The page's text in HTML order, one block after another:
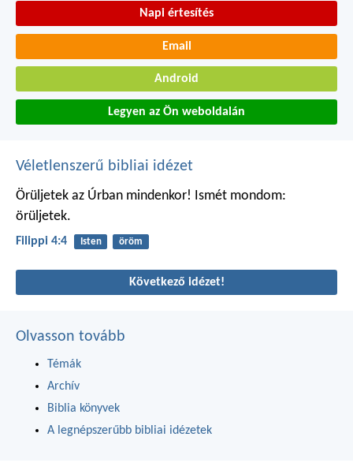
Napi értesítés
Email
Android
Legyen az Ön weboldalán
Véletlenszerű bibliai idézet
Örüljetek az Úrban mindenkor! Ismét mondom:
örüljetek.
Filippi 4:4 Isten öröm
Következő idézet!
Olvasson tovább
Témák
Archív
Biblia könyvek
A legnépszerűbb bibliai idézetek